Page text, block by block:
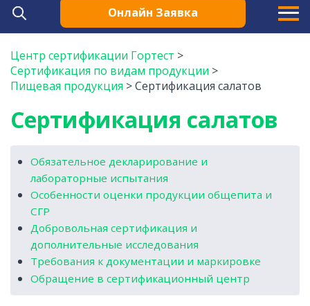
Онлайн Заявка
Центр сертификации Гортест >
Сертификация по видам продукции >
Пищевая продукция >Сертификация салатов
Сертификация салатов
Обязательное декларирование и
лабораторные испытания
Особенности оценки продукции общепита и
СГР
Добровольная сертификация и
дополнительные исследования
Требования к документации и маркировке
Обращение в сертификационный центр